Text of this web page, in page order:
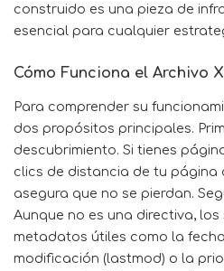
construido es una pieza de
esencial para cualquier
Cómo Funciona el Archivo
Para comprender su
dos propósitos principales.
descubrimiento. Si tienes
clics de distancia de tu página
asegura que no se pierdan.
Aunque no es una directiva,
metadatos útiles como la
modificación (lastmod) o la